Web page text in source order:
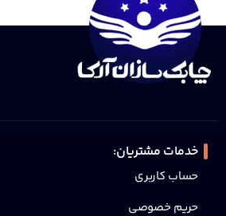
خدمات مشتریان:
حساب کاربری
حریم خصوصی